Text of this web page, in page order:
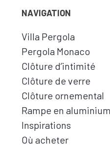
NAVIGATION
Villa Pergola
Pergola Monaco
Clôture d’intimité
Clôture de verre
Clôture ornemental
Rampe en aluminium
Inspirations
Où acheter